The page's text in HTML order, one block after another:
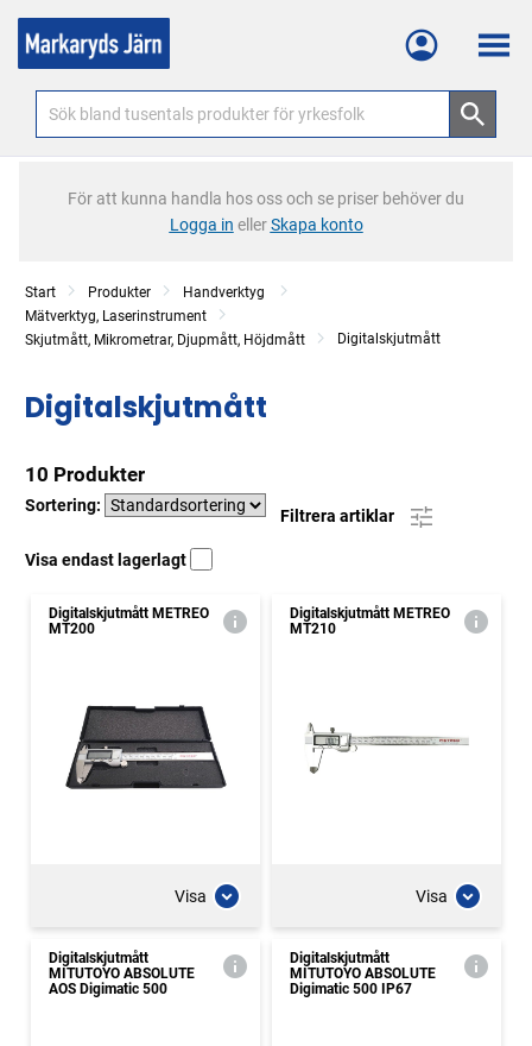
Meny
För att kunna handla hos oss och se priser behöver du
Logga in ellerSkapa konto
Start Produkter
Handverktyg
Mätverktyg, Laserinstrument
Skjutmått, Mikrometrar, Djupmått, Höjdmått
Digitalskjutmått
Digitalskjutmått
10 Produkter
Sortering:
Filtrera artiklar
Visa endast lagerlagt
Digitalskjutmått METREO
MT200
Visa
Digitalskjutmått METREO
MT210
Visa
Digitalskjutmått
MITUTOYO ABSOLUTE
AOS Digimatic 500
Digitalskjutmått
MITUTOYO ABSOLUTE
Digimatic 500 IP67